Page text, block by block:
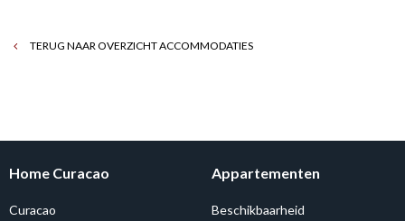
TERUG NAAR OVERZICHT ACCOMMODATIES
Home Curacao
Curacao
Appartementen
Beschikbaarheid